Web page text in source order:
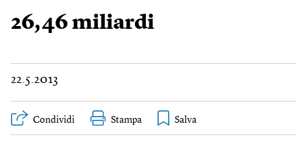
26,46 miliardi
22.5.2013
Condividi Stampa